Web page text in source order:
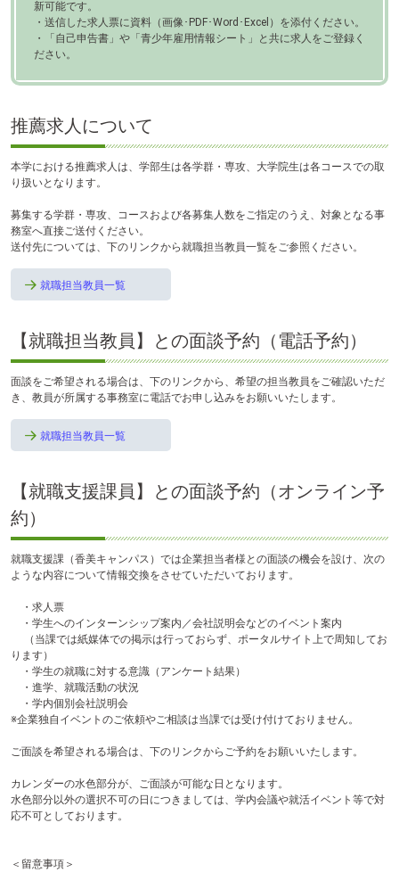
新可能です。
・送信した求人票に資料（画像･PDF･Word･Excel）を添付ください。
・「自己申告書」や「青少年雇用情報シート」と共に求人をご登録く
ださい。
推薦求人について
本学における推薦求人は、学部生は各学群・専攻、大学院生は各コースでの取
り扱いとなります。
募集する学群・専攻、コースおよび各募集人数をご指定のうえ、対象となる事
務室へ直接ご送付ください。
送付先については、下のリンクから就職担当教員一覧をご参照ください。
就職担当教員一覧
【就職担当教員】との面談予約（電話予約）
面談をご希望される場合は、下のリンクから、希望の担当教員をご確認いただ
き、教員が所属する事務室に電話でお申し込みをお願いいたします。
就職担当教員一覧
【就職支援課員】との面談予約（オンライン予
約）
就職支援課（香美キャンパス）では企業担当者様との面談の機会を設け、次の
ような内容について情報交換をさせていただいております。
・求人票
・学生へのインターンシップ案内／会社説明会などのイベント案内
（当課では紙媒体での掲示は行っておらず、ポータルサイト上で周知してお
ります）
・学生の就職に対する意識（アンケート結果）
・進学、就職活動の状況
・学内個別会社説明会
※企業独自イベントのご依頼やご相談は当課では受け付けておりません。
ご面談を希望される場合は、下のリンクからご予約をお願いいたします。
カレンダーの水色部分が、ご面談が可能な日となります。
水色部分以外の選択不可の日につきましては、学内会議や就活イベント等で対
応不可としております。
＜留意事項＞